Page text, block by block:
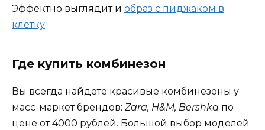
Эффектно выглядит и образ с пиджаком в
клетку.
Где купить комбинезон
Вы всегда найдете красивые комбинезоны у
масс-маркет брендов: Zara, H&M, Bershka по
цене от 4000 рублей. Большой выбор моделей